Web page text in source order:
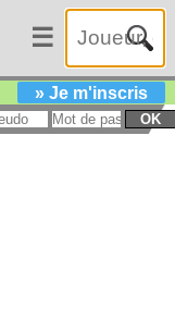
☰
» Je m'inscris
OK